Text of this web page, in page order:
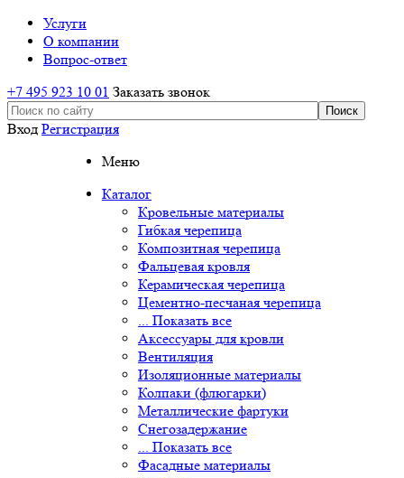
Услуги
О компании
Вопрос-ответ
+7 495 923 10 01 Заказать звонок
Вход Регистрация
Меню
Каталог
Кровельные материалы
Гибкая черепица
Композитная черепица
Фальцевая кровля
Керамическая черепица
Цементно-песчаная черепица
... Показать все
Аксессуары для кровли
Вентиляция
Изоляционные материалы
Колпаки (флюгарки)
Металлические фартуки
Снегозадержание
... Показать все
Фасадные материалы